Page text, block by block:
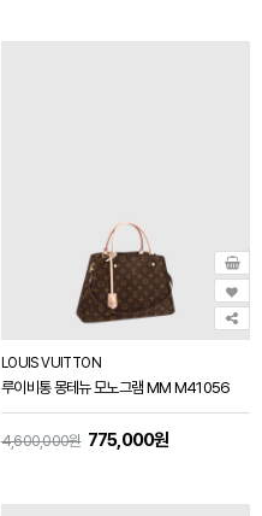
LOUIS VUITTON
루이비통 몽테뉴 모노그램 MM M41056
4,600,000원 775,000원